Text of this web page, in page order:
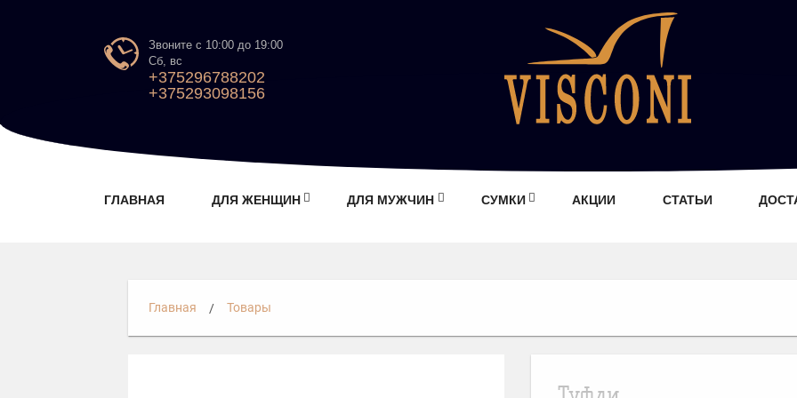
Звоните с 10:00 до 19:00
Сб, вс
+375296788202
+375293098156
ГЛАВНАЯ ДЛЯ ЖЕНЩИН ДЛЯ МУЖЧИН СУМКИ АКЦИИ СТАТЬИ
Главная Товары